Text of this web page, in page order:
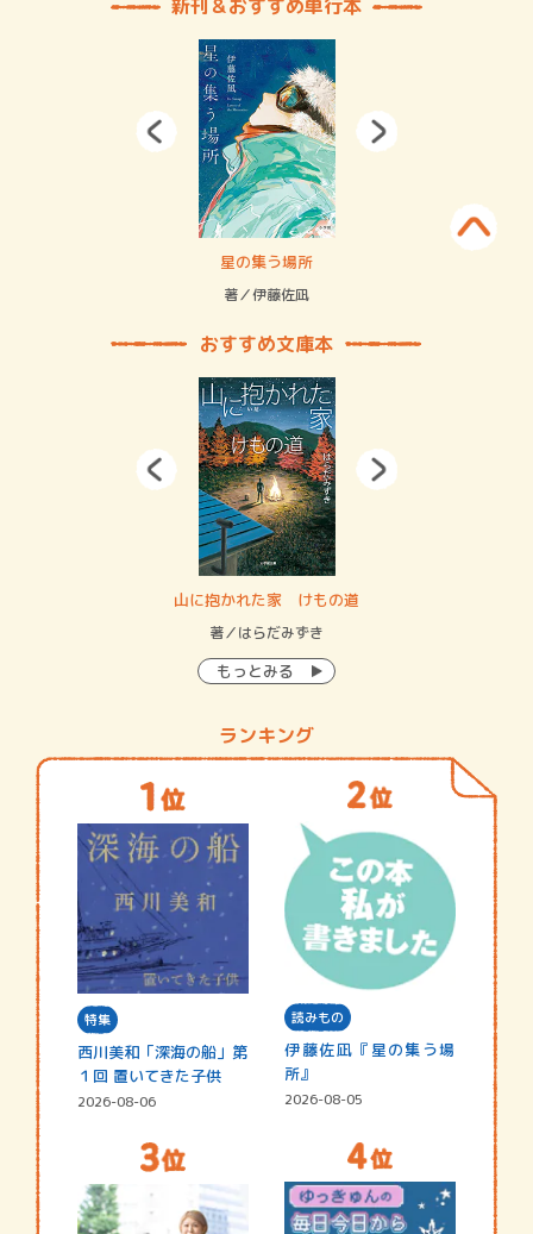
新刊＆おすすめ単行本
星の集う場所
著／伊藤佐凪
おすすめ文庫本
山に抱かれた家 けもの道
著／はらだみずき
もっとみる
ランキング
特集
西川美和「深海の船」第
１回 置いてきた子供
2026-08-06
読みもの
伊藤佐凪『星の集う場
所』
2026-08-05